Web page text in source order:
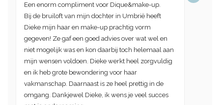
Een enorm compliment voor Dique&make-up.
Bij de bruiloft van mijn dochter in Umbrië heeft
Dieke mijn haar en make-up prachtig vorm
gegeven! Ze gaf een goed advies over wat wel en
niet mogelijk was en kon daarbij toch helemaal aan
mijn wensen voldoen. Dieke werkt heel zorgvuldig
en ik heb grote bewondering voor haar
vakmanschap. Daarnaast is ze heel prettig in de
omgang. Dankjewel Dieke, ik wens je veel succes